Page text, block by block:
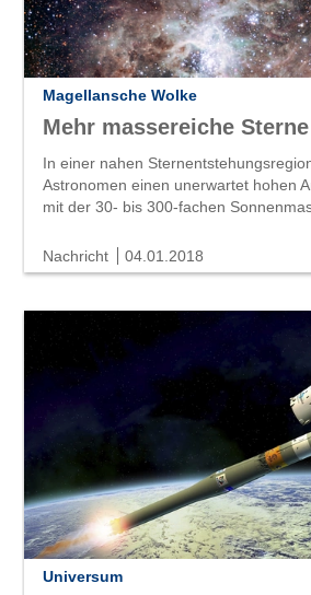
Magellansche Wolke
Mehr massereiche
In einer nahen
Astronomen einen unerwartet hohen
mit der 30- bis 300-fachen
Nachricht 04.01.2018
Universum